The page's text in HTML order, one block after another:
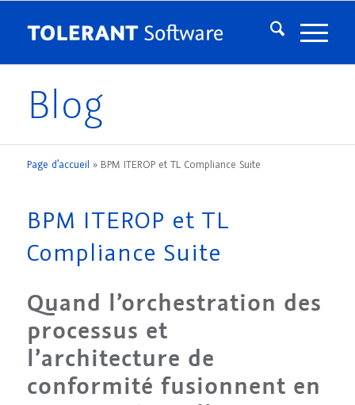
Blog
Page d’accueil » BPM ITEROP et TL Compliance Suite
BPM ITEROP et TL
Compliance Suite
Quand l’orchestration des
processus et
l’architecture de
conformité fusionnent en